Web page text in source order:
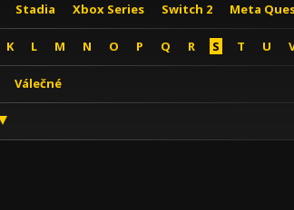
Stadia Xbox Series Switch 2 Meta
K L M N O P Q R S T U
Válečné